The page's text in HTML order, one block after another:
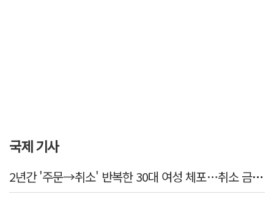
국제 기사
2년간 '주문→취소' 반복한 30대 여성 체포…취소 금액만 400억 원